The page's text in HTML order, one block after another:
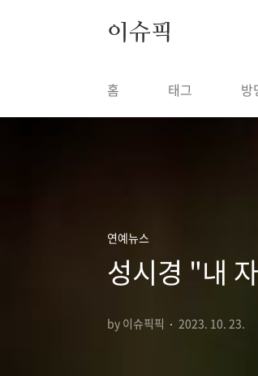
이슈픽
홈 태그 방
연예뉴스
성시경 "내
by 이슈픽픽 2023. 10. 23.